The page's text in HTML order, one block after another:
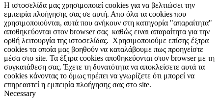
Η ιστοσελίδα μας χρησιμοποιεί cookies για να βελτιώσει την
εμπειρία πλοήγησης σας σε αυτή. Απο όλα τα cookies που
χρησιμοποιούνται, αυτά που ανήκουν στη κατηγορία "απαραίτητα"
αποθηκεύονται στον browser σας καθώς ειναι απαραίτητα για την
ορθή λειτουργία της ιστοσελίδας. Χρησιμοποιούμε επίσης έξτρα
cookies τα οποία μας βοηθούν να καταλάβουμε πως προηγείστε
μέσα στο site. Τα έξτρα cookies αποθηκεύονται στον browser με τη
συγκατάθεση σας. Έχετε τη δυνατότητα να αποκλείσετε αυτά τα
cookies κάνοντας το όμως πρέπει να γνωρίζετε ότι μπορεί να
επηρεαστεί η εμπειρία πλοήγησης σας στο site.
Necessary